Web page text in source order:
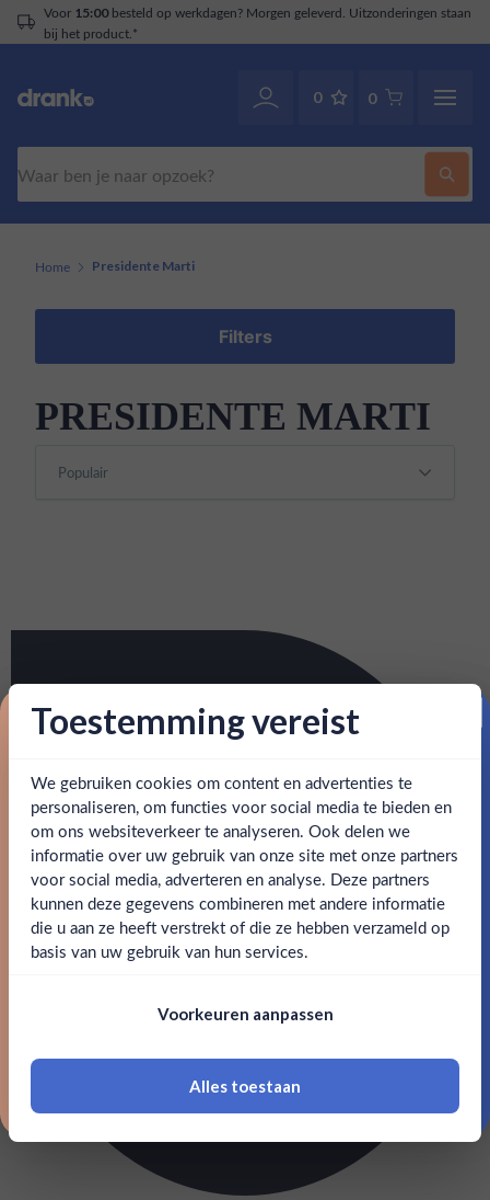
Voor 15:00besteld op werkdagen? Morgen geleverd. Uitzonderingen staan
bij het product.*
0 0
Ben jij 18 jaar of ouder?
Ja Nee
18 jaar of ouder zijn
Home Presidente Marti
Filters
PRESIDENTE MARTI
Toestemming vereist
We gebruiken cookies om content en advertenties te
personaliseren, om functies voor social media te bieden en
om ons websiteverkeer te analyseren. Ook delen we
informatie over uw gebruik van onze site met onze partners
voor social media, adverteren en analyse. Deze partners
kunnen deze gegevens combineren met andere informatie
die u aan ze heeft verstrekt of die ze hebben verzameld op
basis van uw gebruik van hun services.
Voorkeuren aanpassen
Alles toestaan
Proost op je eerste korting!
Schrijf je in en ontvang direct 5% korting op je eerste
bestelling.
Email
Claim mijn korting